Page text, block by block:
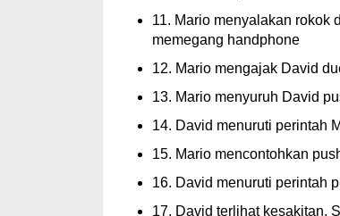
11. Mario menyalakan rokok
memegang handphone
12. Mario mengajak David
13. Mario menyuruh David
14. David menuruti perintah
15. Mario mencontohkan
16. David menuruti perintah
17. David terlihat kesakitan,